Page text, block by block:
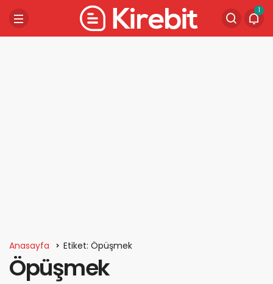
1
Anasayfa Etiket: Öpüşmek
Öpüşmek